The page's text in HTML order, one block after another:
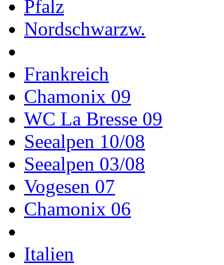
Pfalz
Nordschwarzw.
Frankreich
Chamonix 09
WC La Bresse 09
Seealpen 10/08
Seealpen 03/08
Vogesen 07
Chamonix 06
Italien